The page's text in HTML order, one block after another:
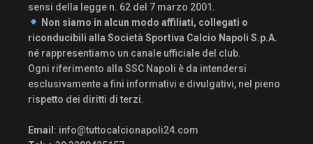
sensi della legge n. 62 del 7 marzo 2001.
Non siamo in alcun modo affiliati, collegati o
riconducibili alla Società Sportiva Calcio Napoli S.p.A.
né rappresentiamo un canale ufficiale del club.
Ogni riferimento alla SSC Napoli è da intendersi
esclusivamente a fini informativi e divulgativi, nel pieno
rispetto dei diritti di terzi.
Email : info@tuttocalcionapoli24.com